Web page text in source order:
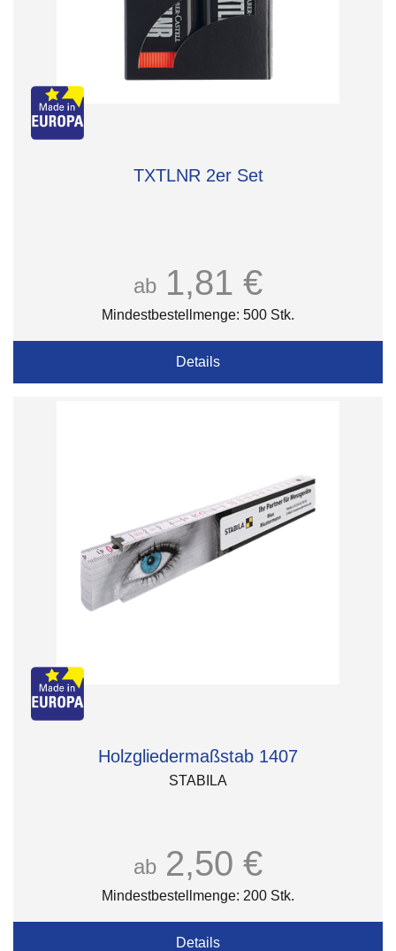
TXTLNR 2er Set
ab 1,81 €
Mindestbestellmenge: 500 Stk.
Details
Holzgliedermaßstab 1407
STABILA
ab 2,50 €
Mindestbestellmenge: 200 Stk.
Details